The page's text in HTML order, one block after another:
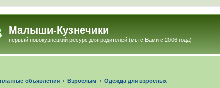
Малыши-Кузнечики
первый новокузнецкий ресурс для родителей (мы с Вами с 2006 года)
объявления Взрослым Одежда для взрослых